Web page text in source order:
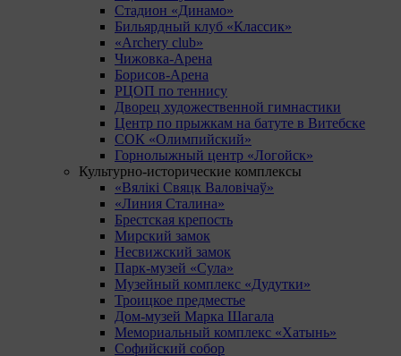
Стадион «Динамо»
Бильярдный клуб «Классик»
«Archery club»
Чижовка-Арена
Борисов-Арена
РЦОП по теннису
Дворец художественной гимнастики
Центр по прыжкам на батуте в Витебске
СОК «Олимпийский»
Горнолыжный центр «Логойск»
Культурно-исторические комплексы
«Вялікі Свяцк Валовічаў»
«Линия Сталина»
Брестская крепость
Мирский замок
Несвижский замок
Парк-музей «Сула»
Музейный комплекс «Дудутки»
Троицкое предместье
Дом-музей Марка Шагала
Мемориальный комплекс «Хатынь»
Софийский собор